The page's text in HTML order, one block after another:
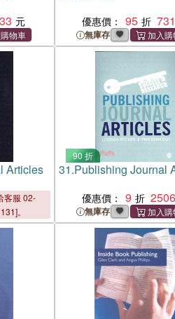
優惠價： 95 731
無庫存
Articles
客服 02-
。
90 折
31.Publishing Journal
優惠價： 9 2506
無庫存